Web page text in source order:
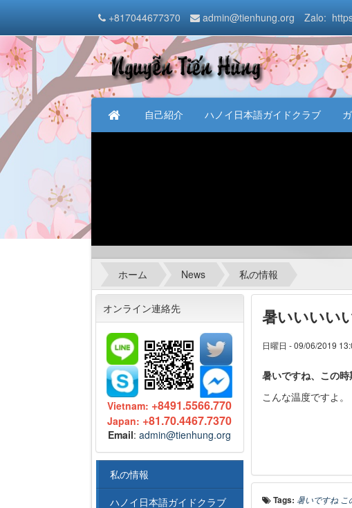
自己紹介 ハノイ日本語ガイドクラブ
+817044677370 admin@tienhung.org Zalo:
ホーム News 私の情報
暑いいいい
日曜日 - 09/06/2019
暑いですね、この時
こんな温度ですよ。
Tags: 暑いですね こ
オンライン連絡先
Vietnam: +8491.5566.770
Japan: +81.70.4467.7370
Email:admin@tienhung.org
私の情報
ハノイ日本語ガイドクラブ